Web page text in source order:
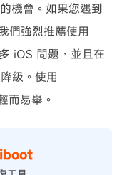
機會。如果您遇到
們強烈推薦使用
iOS 問題，並且在
級。使用
而易舉。